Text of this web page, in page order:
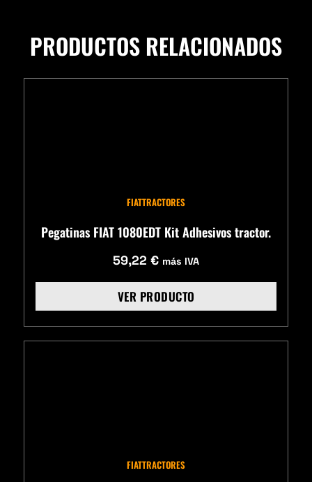
PRODUCTOS RELACIONADOS
FIATTRACTORES
Pegatinas FIAT 1080EDT Kit Adhesivos tractor.
59,22 € más IVA
VER PRODUCTO
FIATTRACTORES